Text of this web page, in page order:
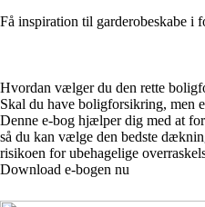
Få inspiration til garderobeskabe i
Hvordan vælger du den rette
Skal du have boligforsikring, men
Denne e-bog hjælper dig med at
så du kan vælge den bedste
risikoen for ubehagelige
Download e-bogen nu